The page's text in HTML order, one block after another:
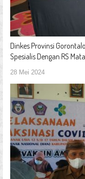
Dinkes Provinsi
Spesialis Dengan RS
28 Mei 2024